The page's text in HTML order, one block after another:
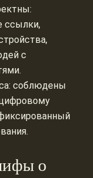
ссылки,
с
соблюдены
о